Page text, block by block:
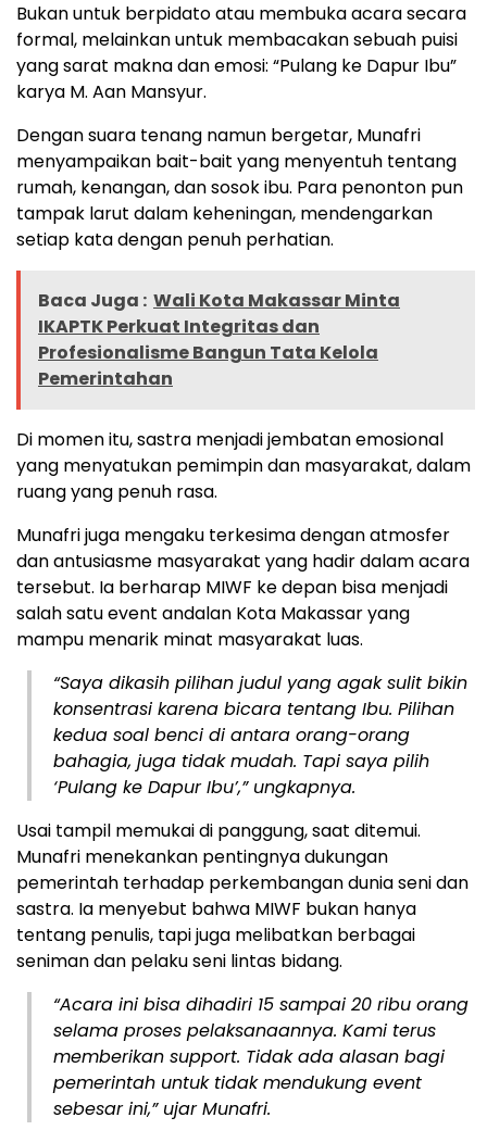
Bukan untuk berpidato atau membuka acara secara
formal, melainkan untuk membacakan sebuah puisi
yang sarat makna dan emosi: “Pulang ke Dapur Ibu”
karya M. Aan Mansyur.
Dengan suara tenang namun bergetar, Munafri
menyampaikan bait-bait yang menyentuh tentang
rumah, kenangan, dan sosok ibu. Para penonton pun
tampak larut dalam keheningan, mendengarkan
setiap kata dengan penuh perhatian.
Baca Juga : Wali Kota Makassar Minta
IKAPTK Perkuat Integritas dan
Profesionalisme Bangun Tata Kelola
Pemerintahan
Di momen itu, sastra menjadi jembatan emosional
yang menyatukan pemimpin dan masyarakat, dalam
ruang yang penuh rasa.
Munafri juga mengaku terkesima dengan atmosfer
dan antusiasme masyarakat yang hadir dalam acara
tersebut. Ia berharap MIWF ke depan bisa menjadi
salah satu event andalan Kota Makassar yang
mampu menarik minat masyarakat luas.
“Saya dikasih pilihan judul yang agak sulit bikin
konsentrasi karena bicara tentang Ibu. Pilihan
kedua soal benci di antara orang-orang
bahagia, juga tidak mudah. Tapi saya pilih
‘Pulang ke Dapur Ibu’,” ungkapnya.
Usai tampil memukai di panggung, saat ditemui.
Munafri menekankan pentingnya dukungan
pemerintah terhadap perkembangan dunia seni dan
sastra. Ia menyebut bahwa MIWF bukan hanya
tentang penulis, tapi juga melibatkan berbagai
seniman dan pelaku seni lintas bidang.
“Acara ini bisa dihadiri 15 sampai 20 ribu orang
selama proses pelaksanaannya. Kami terus
memberikan support. Tidak ada alasan bagi
pemerintah untuk tidak mendukung event
sebesar ini,” ujar Munafri.